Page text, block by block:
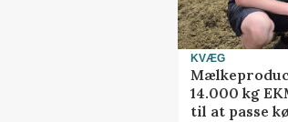
KVÆG
14.000 kg
til at passe